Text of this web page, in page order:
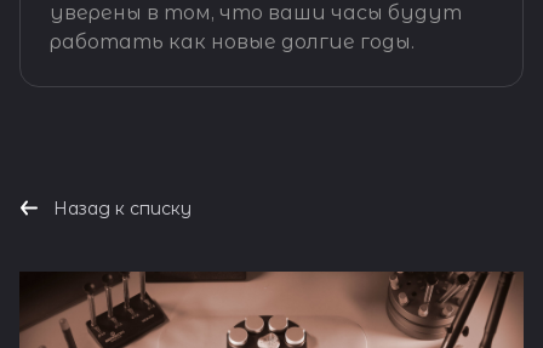
уверены в том, что ваши часы будут
работать как новые долгие годы.
Назад к списку